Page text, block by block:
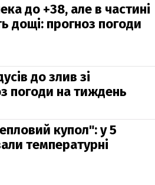
до +38, але в частині
дощі: прогноз погоди
до злив зі
погоди на тиждень
купол": у 5
температурні